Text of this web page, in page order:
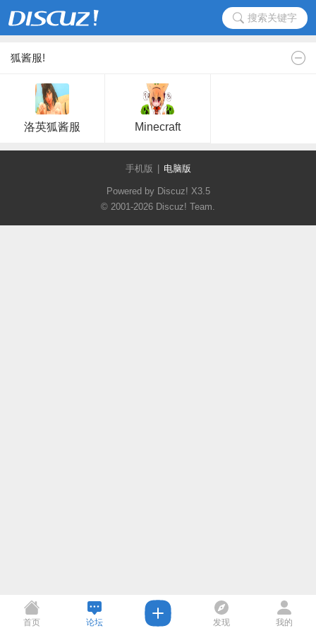
搜索关键字
狐酱服!
洛英狐酱服 Minecraft
手机版 电脑版
Powered by Discuz! X3.5
© 2001-2026 Discuz! Team.
首页 论坛 发现 我的